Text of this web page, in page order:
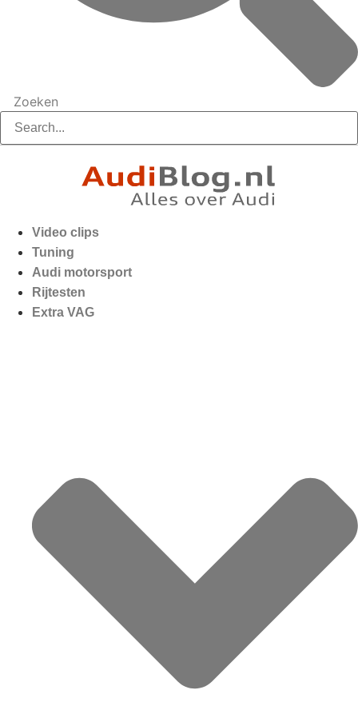
Zoeken
Video clips
Tuning
Audi motorsport
Rijtesten
Extra VAG